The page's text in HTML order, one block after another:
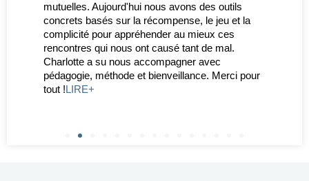
mutuelles. Aujourd'hui nous avons des outils
concrets basés sur la récompense, le jeu et la
complicité pour appréhender au mieux ces
rencontres qui nous ont causé tant de mal.
Charlotte a su nous accompagner avec
pédagogie, méthode et bienveillance. Merci pour
tout !LIRE+